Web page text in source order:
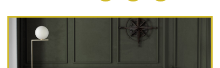
décoration